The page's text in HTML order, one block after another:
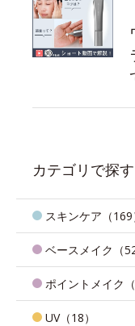
カテゴリで探す
スキンケア（169
ベースメイク（52
ポイントメイク（
UV（18）